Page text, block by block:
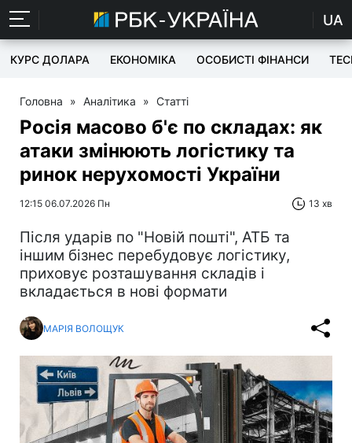
UA
КУРС ДОЛАРА ЕКОНОМІКА ОСОБИСТІ ФІНАНСИ
Головна » Аналітика » Статті
Росія масово б'є по складах: як
атаки змінюють логістику та
ринок нерухомості України
12:15 06.07.2026 Пн 13 хв
Після ударів по "Новій пошті", АТБ та
іншим бізнес перебудовує логістику,
приховує розташування складів і
вкладається в нові формати
МАРІЯ ВОЛОЩУК